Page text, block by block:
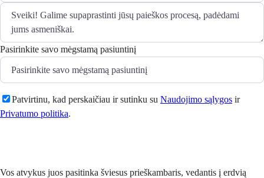
Pasirinkite savo mėgstamą pasiuntinį
Patvirtinu, kad perskaičiau ir sutinku su Naudojimo sąlygos ir
Privatumo politika.
Vos atvykus juos pasitinka šviesus prieškambaris, vedantis į erdvią